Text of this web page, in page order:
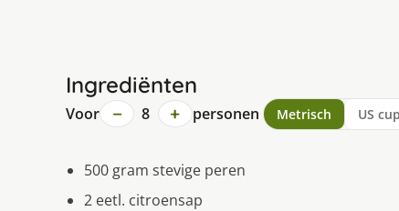
Ingrediënten
Voor − 8 + personen Metrisch US
500 gram stevige peren
2 eetl. citroensap